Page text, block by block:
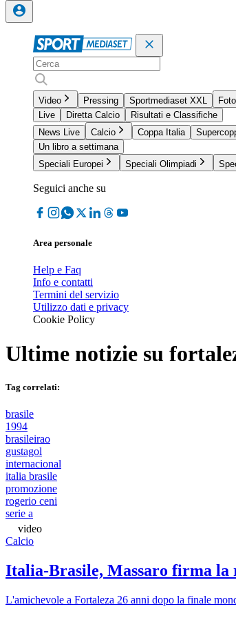
Video Pressing Sportmediaset XXL
Foto
Live
Diretta Calcio
Risultati e Classifiche
News Live
Calcio Coppa Italia
Un libro a settimana
Speciali Europei
Speciali Olimpiadi
Seguici anche su
Area personale
Help e Faq
Info e contatti
Termini del servizio
Utilizzo dati e privacy
Cookie Policy
Ultime notizie su
Tag correlati:
brasile
1994
brasileirao
gustagol
internacional
italia brasile
promozione
rogerio ceni
serie a
video
Calcio
Italia-Brasile, Massaro firma
L'amichevole a Fortaleza 26 anni dopo la finale